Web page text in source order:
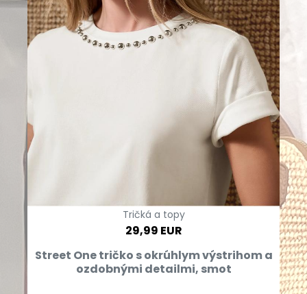
Tričká a topy
29,99 EUR
Street One tričko s okrúhlym výstrihom a
ozdobnými detailmi, smot